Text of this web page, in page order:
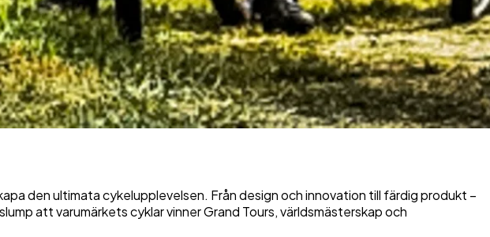
den ultimata cykelupplevelsen. Från design och innovation till färdig produkt –
att varumärkets cyklar vinner Grand Tours, världsmästerskap och